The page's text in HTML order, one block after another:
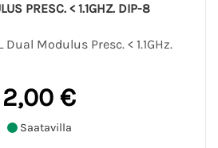
PRESC. < 1.1GHZ. DIP-8
Dual Modulus Presc. < 1.1GHz.
2,00 €
Saatavilla